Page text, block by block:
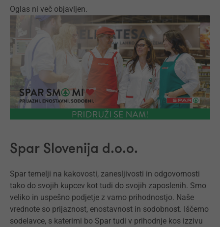
Oglas ni več objavljen.
Spar Slovenija d.o.o.
Spar temelji na kakovosti, zanesljivosti in odgovornosti
tako do svojih kupcev kot tudi do svojih zaposlenih. Smo
veliko in uspešno podjetje z varno prihodnostjo. Naše
vrednote so prijaznost, enostavnost in sodobnost. Iščemo
sodelavce, s katerimi bo Spar tudi v prihodnje kos izzivu